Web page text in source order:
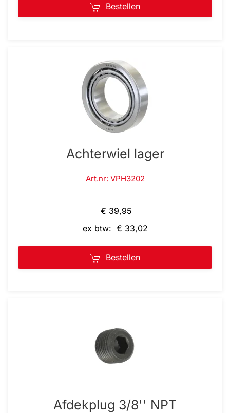
Bestellen
Achterwiel lager
Art.nr: VPH3202
€ 39,95
ex btw: € 33,02
Bestellen
Afdekplug 3/8'' NPT